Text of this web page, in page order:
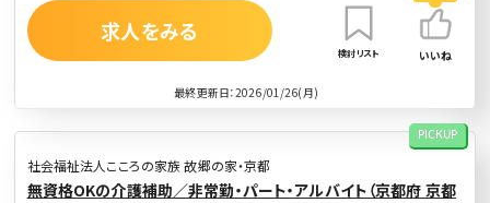
最終更新日：2026/01/26(月)
求人をみる
検討リスト いいね
社会福祉法人こころの家族 故郷の家・京都
PICKUP
無資格OKの介護補助／非常勤・パート・アルバイト（京都府 京都